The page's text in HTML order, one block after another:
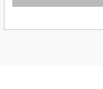
yetersiz gördüğünüz noktaları